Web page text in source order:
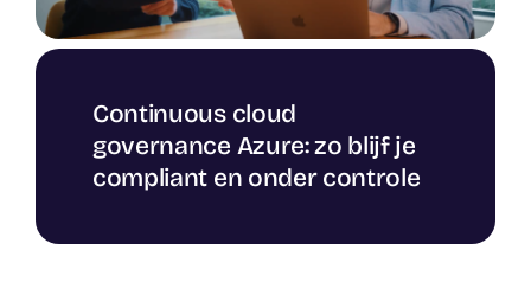
Continuous cloud
governance Azure: zo blijf je
compliant en onder controle